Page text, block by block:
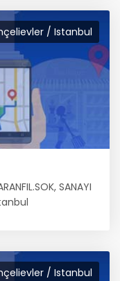
/ Istanbul
SANAYI
/ Istanbul